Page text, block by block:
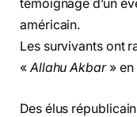
témoignage d’un
américain.
Les survivants ont
« Allahu Akbar» en
Des élus